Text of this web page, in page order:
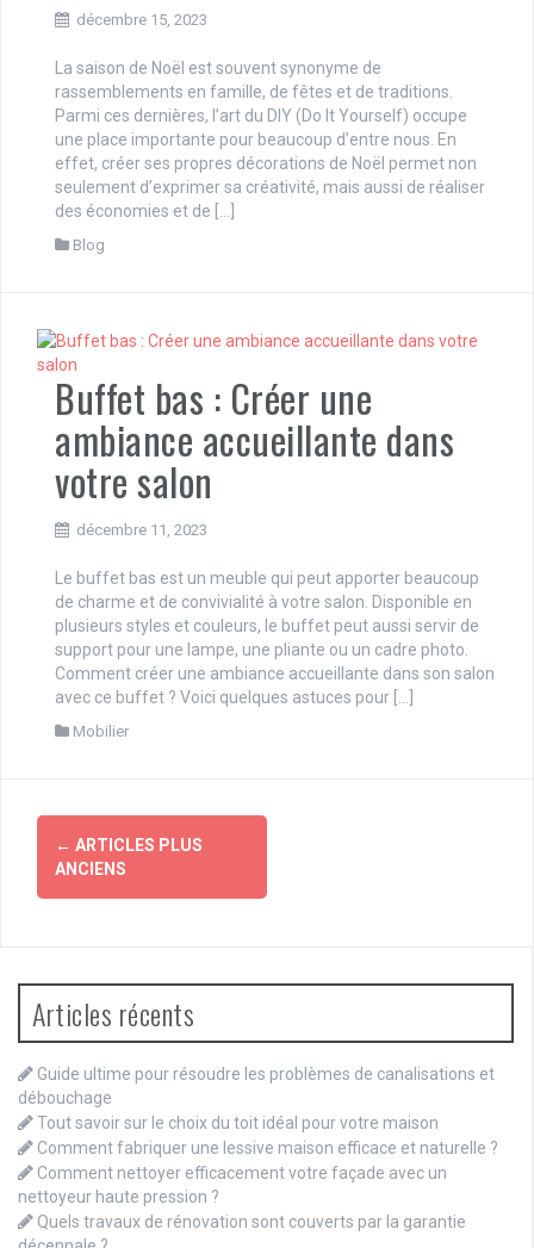
décembre 15, 2023
La saison de Noël est souvent synonyme de
rassemblements en famille, de fêtes et de traditions.
Parmi ces dernières, l’art du DIY (Do It Yourself) occupe
une place importante pour beaucoup d’entre nous. En
effet, créer ses propres décorations de Noël permet non
seulement d’exprimer sa créativité, mais aussi de réaliser
des économies et de […]
Blog
Buffet bas : Créer une
ambiance accueillante dans
votre salon
décembre 11, 2023
Le buffet bas est un meuble qui peut apporter beaucoup
de charme et de convivialité à votre salon. Disponible en
plusieurs styles et couleurs, le buffet peut aussi servir de
support pour une lampe, une pliante ou un cadre photo.
Comment créer une ambiance accueillante dans son salon
avec ce buffet ? Voici quelques astuces pour […]
Mobilier
Navigation
des
articles
← ARTICLES PLUS
ANCIENS
Articles récents
Guide ultime pour résoudre les problèmes de canalisations et
débouchage
Tout savoir sur le choix du toit idéal pour votre maison
Comment fabriquer une lessive maison efficace et naturelle ?
Comment nettoyer efficacement votre façade avec un
nettoyeur haute pression ?
Quels travaux de rénovation sont couverts par la garantie